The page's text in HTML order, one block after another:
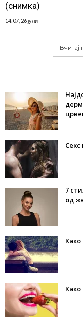
(снимка)
14:07, 26 јули
7
од